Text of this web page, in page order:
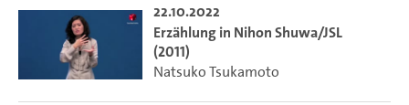
22.10.2022
Erzählung in Nihon Shuwa/JSL
(2011)
Natsuko Tsukamoto